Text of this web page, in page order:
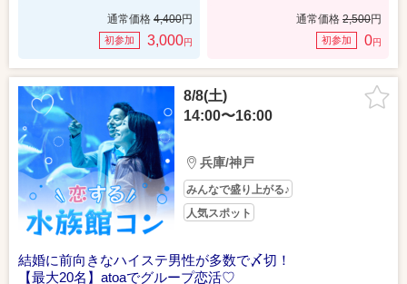
通常価格 4,400円
初参加 3,000円
通常価格 2,500円
初参加 0円
8/8(土)
14:00〜16:00
兵庫/神戸
みんなで盛り上がる♪
人気スポット
結婚に前向きなハイステ男性が多数で〆切！
【最大20名】atoaでグループ恋活♡